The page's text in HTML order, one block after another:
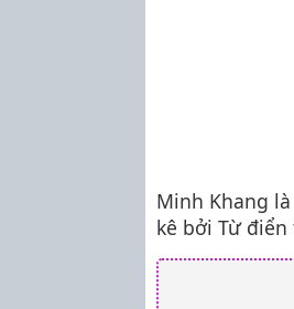
Minh Khang
kê bởi Từ điển